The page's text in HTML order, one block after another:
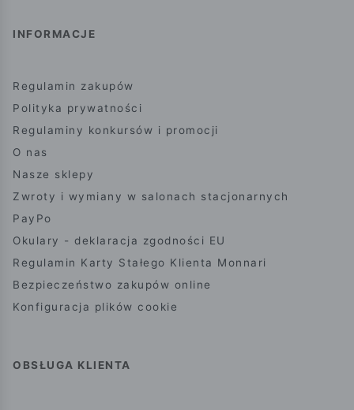
INFORMACJE
Regulamin zakupów
Polityka prywatności
Regulaminy konkursów i promocji
O nas
Nasze sklepy
Zwroty i wymiany w salonach stacjonarnych
PayPo
Okulary - deklaracja zgodności EU
Regulamin Karty Stałego Klienta Monnari
Bezpieczeństwo zakupów online
Konfiguracja plików cookie
OBSŁUGA KLIENTA